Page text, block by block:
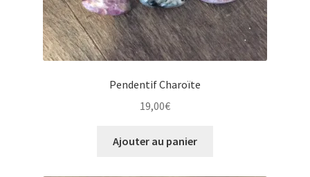
Pendentif Charoïte
19,00€
Ajouter au panier